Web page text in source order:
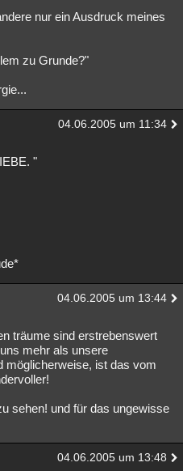
nur ein Ausdruck meines
zu Grunde?"
04.06.2005 um 11:34
"
04.06.2005 um 13:44
träume sind erstrebenswert
mehr als unsere
möglicherweise, ist das vom
sehen! und für das ungewisse
04.06.2005 um 13:48